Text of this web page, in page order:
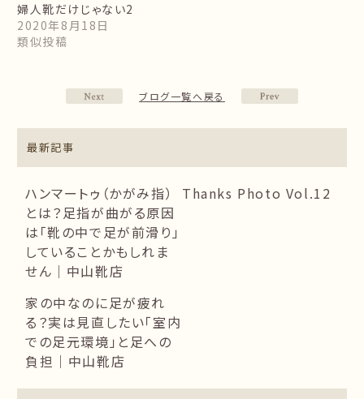
婦人靴だけじゃない2
2020年8月18日
類似投稿
ブログ一覧へ戻る
最新記事
ハンマートゥ（かがみ指）
とは？足指が曲がる原因
は「靴の中で足が前滑り」
していることかもしれま
せん｜中山靴店
Thanks Photo Vol.12
家の中なのに足が疲れ
る？実は見直したい「室内
での足元環境」と足への
負担｜中山靴店